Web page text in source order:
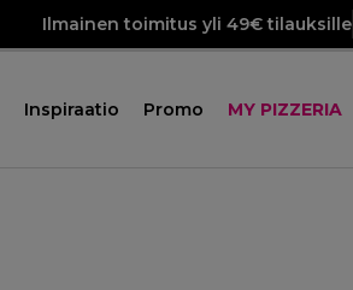
Ilmainen toimitus yli 49€ tilauksille
Inspiraatio Promo MY PIZZERIA